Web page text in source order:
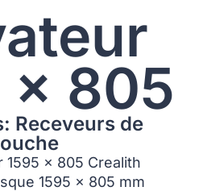
x 805
Receveurs de
x 805 Crealith
1595 x 805 mm